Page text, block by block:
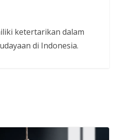
ketertarikan dalam
di Indonesia.